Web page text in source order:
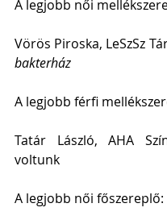
A legjobb női
Vörös Piroska, LeSzSz
bakterház
A legjobb férfi
Tatár László, AHA
voltunk
A legjobb női főszereplő: